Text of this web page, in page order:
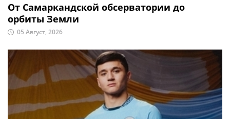
От Самаркандской обсерватории до
орбиты Земли
05 Август, 2026